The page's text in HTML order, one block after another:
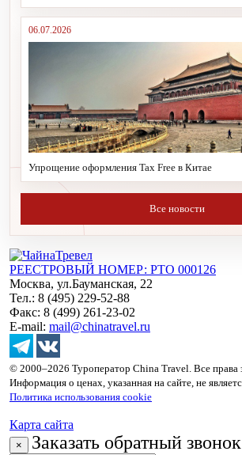
06.07.2026
Упрощение оформления Tax Free в Китае
Все новости
РЕЕСТРОВЫЙ НОМЕР: РТО 000126
Москва, ул.Бауманская, 22
Тел.: 8 (495) 229-52-88
Факс: 8 (499) 261-23-02
E-mail: mail@chinatravel.ru
© 2000–2026 Туроператор China Travel. Все права
Информация о ценах, указанная на сайте, не
Политика использования cookie
Карта сайта
× Заказать обратный звонок